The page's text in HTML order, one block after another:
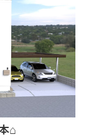
⌂